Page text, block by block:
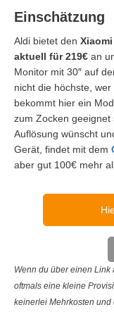
Einschätzung
Aldi bietet den
aktuell für 219€ an
Monitor mit 30″ auf
nicht die höchste,
bekommt hier ein
zum Zocken
Auflösung wünscht
Gerät, findet mit dem
aber gut 100€ mehr
Wenn du über einen Link
oftmals eine kleine
keinerlei Mehrkosten